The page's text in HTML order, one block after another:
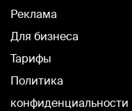
Реклама
Для бизнеса
Тарифы
Политика
конфиденциальности